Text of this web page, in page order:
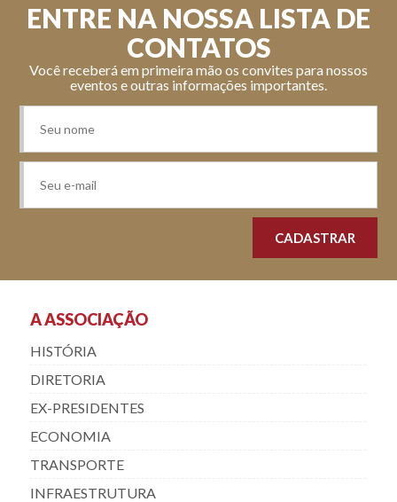
A ASSOCIAÇÃO
HISTÓRIA
DIRETORIA
EX-PRESIDENTES
ECONOMIA
TRANSPORTE
INFRAESTRUTURA
ENTRE NA NOSSA LISTA DE
CONTATOS
Você receberá em primeira mão os convites para nossos
eventos e outras informações importantes.